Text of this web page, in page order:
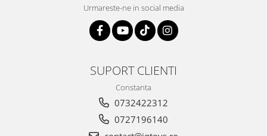
Urmareste-ne in social media
SUPORT CLIENTI
Constanta
0732422312
0727196140